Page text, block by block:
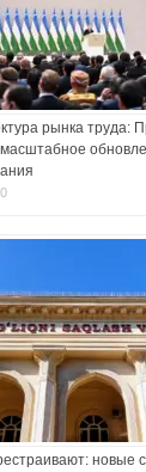
рынка труда:
новые